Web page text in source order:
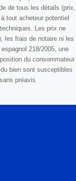
de tous les détails (prix,
tout acheteur potentiel
Les prix ne
les frais de notaire ni les
218/2005, une
du consommateur
bien sont susceptibles
préavis.